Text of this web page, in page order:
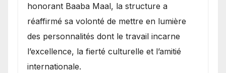
honorant Baaba Maal, la structure a
réaffirmé sa volonté de mettre en lumière
des personnalités dont le travail incarne
l’excellence, la fierté culturelle et l’amitié
internationale.